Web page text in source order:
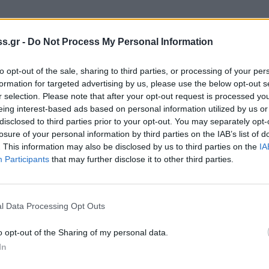
- Do Not Process My Personal Information
opt-out of the sale, sharing to third parties, or processing of your
for targeted advertising by us, please use the below opt-out
selection. Please note that after your opt-out request is processed
interest-based ads based on personal information utilized by us
to third parties prior to your opt-out. You may separately
of your personal information by third parties on the IAB’s list of
This information may also be disclosed by us to third parties on the
Participants that may further disclose it to other third parties.
Data Processing Opt Outs
opt-out of the Sharing of my personal data.
όμως πόλεις δεν τις κάνει μόνο ο Δήμος
πολίτες -σε σχέση με την κοινωνική τους
μάλιστα τον ορισμό της έξυπνης πόλης,
αντιλαμβάνεται τις προκλήσεις
να δομηθεί έτσι ώστε να μπορεί να
των πόλεων που φτάνει
τα 250 εκατ. ευρώ από το ΕΣΠΑ του
ευρώ από το Ταμείο Ανάκαμψης για
από το πρόγραμμα «Αντώνης Τρίτσης»,
συστήματα και προγράμματα
λειτουργικά.
και εγκρίσεων με στόχο να